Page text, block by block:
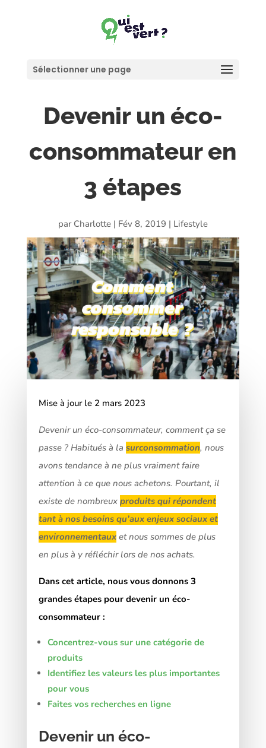
Sélectionner une page
Devenir un éco-
consommateur en
3 étapes
par Charlotte| Fév 8, 2019 | Lifestyle
Mise à jour le 2 mars 2023
Devenir un éco-consommateur, comment ça se
passe ? Habitués à la surconsommation, nous
avons tendance à ne plus vraiment faire
attention à ce que nous achetons. Pourtant, il
existe de nombreux produits qui répondent
tant à nos besoins qu’aux enjeux sociaux et
environnementauxet nous sommes de plus
en plus à y réfléchir lors de nos achats.
Dans cet article, nous vous donnons 3
grandes étapes pour devenir un éco-
consommateur :
Concentrez-vous sur une catégorie de
produits
Identifiez les valeurs les plus importantes
pour vous
Faites vos recherches en ligne
Devenir un éco-